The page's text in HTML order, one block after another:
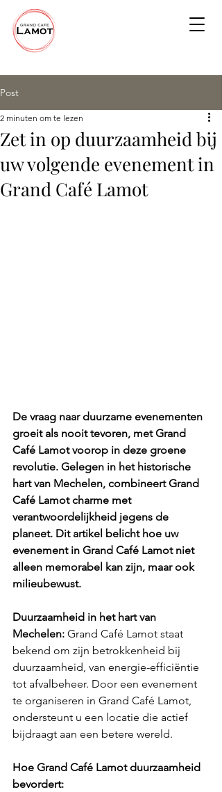
Post
Zet in op duurzaamheid bij
uw volgende evenement in
Grand Café Lamot
2 minuten om te lezen
De vraag naar duurzame evenementen
groeit als nooit tevoren, met Grand
Café Lamot voorop in deze groene
revolutie. Gelegen in het historische
hart van Mechelen, combineert Grand
Café Lamot charme met
verantwoordelijkheid jegens de
planeet. Dit artikel belicht hoe uw
evenement in Grand Café Lamot niet
alleen memorabel kan zijn, maar ook
milieubewust.
Duurzaamheid in het hart van
Mechelen: Grand Café Lamot staat
bekend om zijn betrokkenheid bij
duurzaamheid, van energie-efficiëntie
tot afvalbeheer. Door een evenement
te organiseren in Grand Café Lamot,
ondersteunt u een locatie die actief
bijdraagt aan een betere wereld.
Hoe Grand Café Lamot duurzaamheid
bevordert: